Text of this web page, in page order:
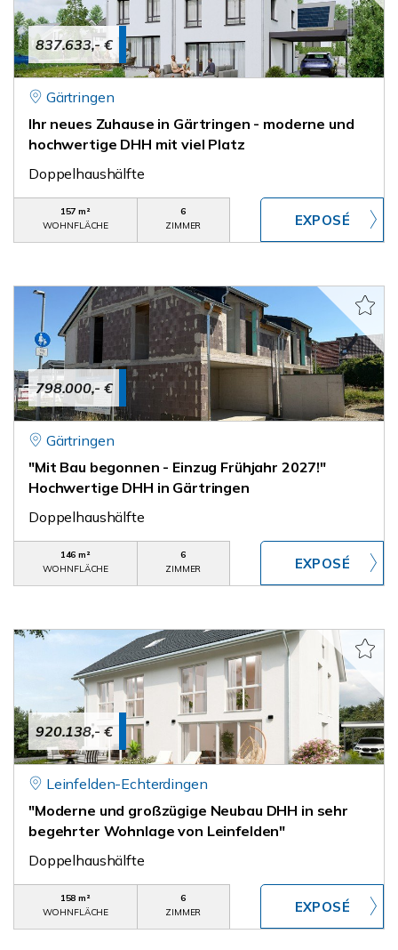
837.633,- €
Gärtringen
Ihr neues Zuhause in Gärtringen - moderne und
hochwertige DHH mit viel Platz
Doppelhaushälfte
157 m²
WOHNFLÄCHE
6
ZIMMER
798.000,- €
Gärtringen
"Mit Bau begonnen - Einzug Frühjahr 2027!"
Hochwertige DHH in Gärtringen
Doppelhaushälfte
146 m²
WOHNFLÄCHE
6
ZIMMER
920.138,- €
Leinfelden-Echterdingen
"Moderne und großzügige Neubau DHH in sehr
begehrter Wohnlage von Leinfelden"
Doppelhaushälfte
158 m²
WOHNFLÄCHE
6
ZIMMER